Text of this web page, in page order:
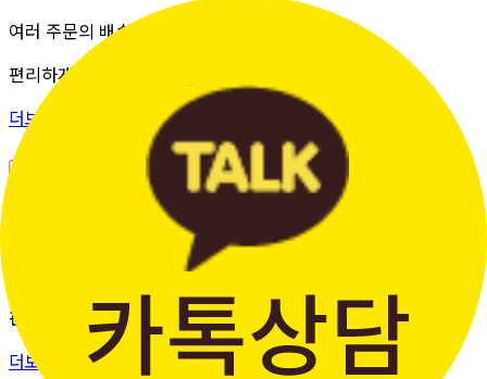
여러 주문의 배송 상태를 한 화면에서
편리하게 조회할 수 있습니다.
더보기 >
간단한 가입 프로세스 & 편리한
판매 시스템
더보기 >